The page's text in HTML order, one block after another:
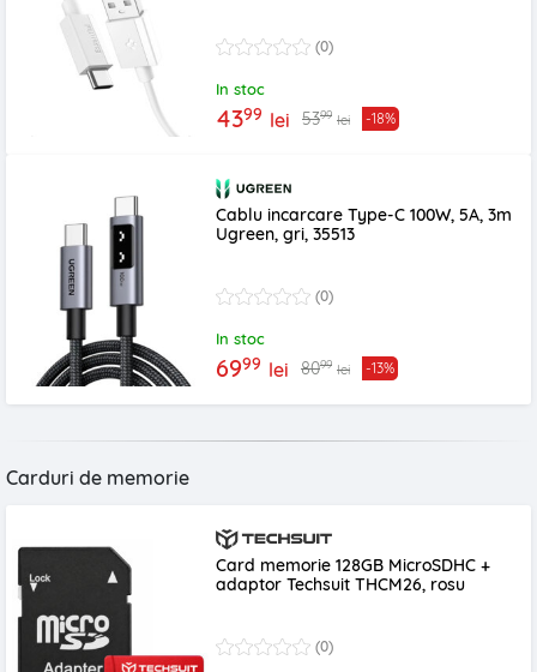
(0)
In stoc
4399 lei 5399 lei -18%
Cablu incarcare Type-C 100W, 5A, 3m
Ugreen, gri, 35513
(0)
In stoc
6999 lei 8099 lei -13%
Carduri de memorie
Card memorie 128GB MicroSDHC +
adaptor Techsuit THCM26, rosu
(0)